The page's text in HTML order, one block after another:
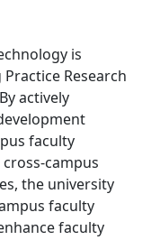
is
Research
actively
faculty
campus
the university
faculty
faculty